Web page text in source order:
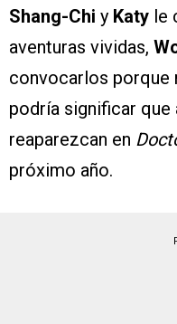
Shang-Chi y Katy le
aventuras vividas,
convocarlos porque
podría significar que
reaparezcan en
próximo año.